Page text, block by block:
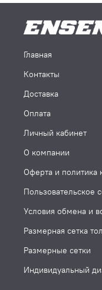
Главная
Контакты
Доставка
Оплата
Личный кабинет
О компании
Оферта и политика
Пользовательское
Условия обмена и
Размерная сетка
Размерные сетки
Индивидуальный